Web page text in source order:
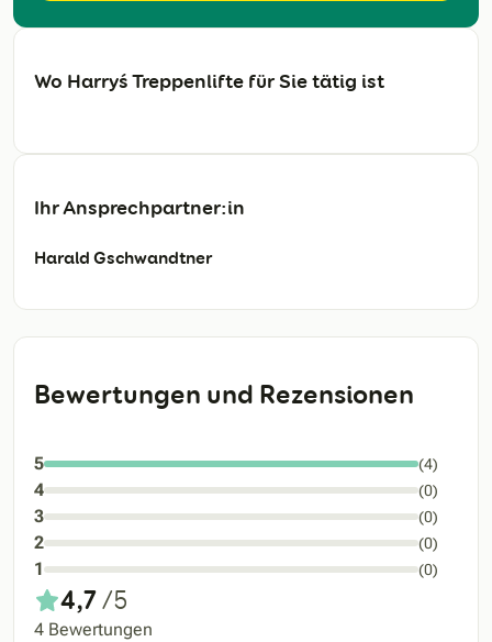
Bewertungen und Rezensionen
5 (4)
4 (0)
3 (0)
2 (0)
1 (0)
4,7/5
4 Bewertungen
Wo Harry´s Treppenlifte für Sie tätig ist
Ihr Ansprechpartner:in
Harald Gschwandtner